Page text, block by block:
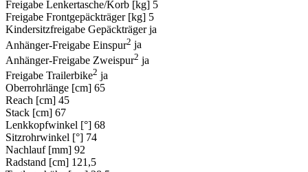
Freigabe Lenkertasche/Korb [kg] 5
Freigabe Frontgepäckträger [kg] 5
Kindersitzfreigabe Gepäckträger ja
Anhänger-Freigabe Einspur2 ja
Anhänger-Freigabe Zweispur2 ja
Freigabe Trailerbike2 ja
Oberrohrlänge [cm] 65
Reach [cm] 45
Stack [cm] 67
Lenkkopfwinkel [°] 68
Sitzrohrwinkel [°] 74
Nachlauf [mm] 92
Radstand [cm] 121,5